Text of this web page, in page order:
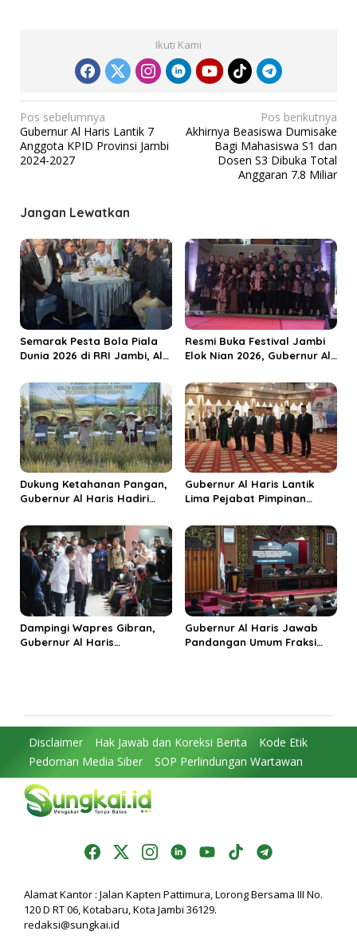
Ikuti Kami
N
a
v
g
s
i
p
o
s
Pos sebelumnya
Gubernur Al Haris Lantik 7
Anggota KPID Provinsi Jambi
2024-2027
Pos berikutnya
Akhirnya Beasiswa Dumisake
Bagi Mahasiswa S1 dan
Dosen S3 Dibuka Total
Anggaran 7.8 Miliar
Jangan Lewatkan
Semarak Pesta Bola Piala
Dunia 2026 di RRI Jambi, Al
Ekonomi Rakyat
Resmi Buka Festival Jambi
Elok Nian 2026, Gubernur Al
Jadi Destinasi Wisata
Budaya Unggulan
Dukung Ketahanan Pangan,
Gubernur Al Haris Hadiri
Kabupaten Tanjungjabung
Timur
Gubernur Al Haris Lantik
Lima Pejabat Pimpinan
Penguatan Kinerja dan
Integritas
Dampingi Wapres Gibran,
Gubernur Al Haris
Gubernur Al Haris Jawab
Pandangan Umum Fraksi
Disclaimer Hak Jawab dan Koreksi Berita
Kode Etik
Pedoman Media Siber
SOP Perlindungan Wartawan
Alamat Kantor : Jalan Kapten Pattimura, Lorong Bersama III No.
120 D RT 06, Kotabaru, Kota Jambi 36129.
redaksi@sungkai.id